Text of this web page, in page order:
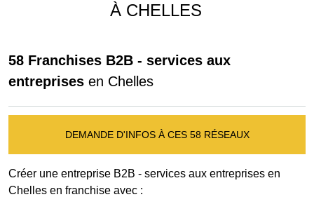
À CHELLES
58 Franchises B2B - services aux
entreprises en Chelles
DEMANDE D'INFOS À CES 58 RÉSEAUX
Créer une entreprise B2B - services aux entreprises en
Chelles en franchise avec :